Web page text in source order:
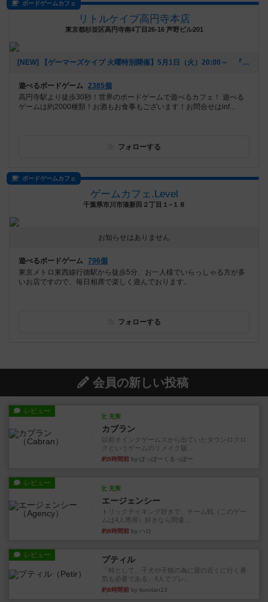
ボードゲームカフェ
リトルケイブ高円寺本店
東京都杉並区高円寺南4丁目26-16 芦野ビル201
[NEW] 【ゲーマーズケイブ 火曜特別開催】5月1日（火）20:00～ 『ロールプレイヤー』（2018年04月22日 18時42分）
遊べるボードゲーム 2385個
高円寺駅より徒歩30秒！世界のボードゲームで遊べるカフェ！ 遊べる
ゲームは約2000種類！お酒もお食事もございます！お問合せはinf...
フォローする
ボードゲームカフェ
ゲームカフェ.Level
千葉県市川市湊新田２丁目１−１８
お知らせはありません
遊べるボードゲーム 796個
東京メトロ東西線行徳駅から徒歩5分、お一人様でいらっしゃる方が多
いお店ですので、毎日相席で楽しく遊んでおります。
フォローする
会員の新しい投稿
レビュー
充実
カブラン
以前オインクゲームスから出ていたタウンロクロ
クというゲームのリメイク版...
約5時間前 by ぽっぽーくるっぽー
レビュー
充実
エージェンシー
トリックテイキング好きで、チーム戦（このゲー
ムは4人専用）好きなら間違...
約8時間前 by ハロ
レビュー プティル
「時として、子犬や子猫の為に雷の近くに行く勇
気も必要である」4人でプレ...
約8時間前 by kurotan13